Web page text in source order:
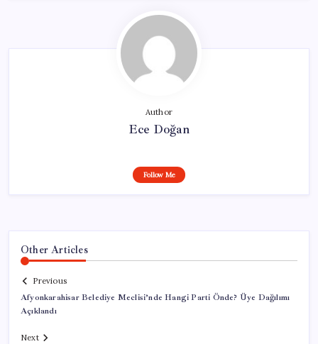
Author
Ece Doğan
Follow Me
Other Articles
Previous
Afyonkarahisar Belediye Meclisi’nde Hangi Parti Önde? Üye Dağılımı
Açıklandı
Next